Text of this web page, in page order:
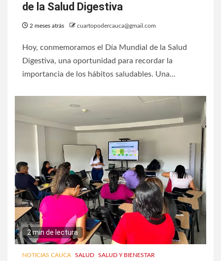
de la Salud Digestiva
2 meses atrás cuartopodercauca@gmail.com
Hoy, conmemoramos el Día Mundial de la Salud
Digestiva, una oportunidad para recordar la
importancia de los hábitos saludables. Una...
2 min de lectura
NOTICIAS CAUCA SALUD SALUD Y BIENESTAR